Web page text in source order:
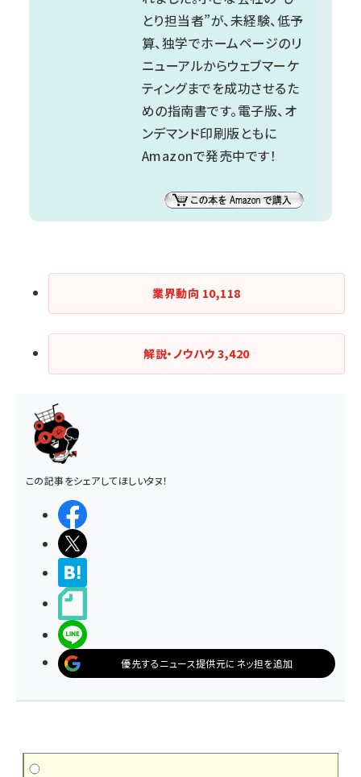
とり担当者”が、未経験、低予
算、独学でホームページのリ
ニューアルからウェブマーケ
ティングまでを成功させるた
めの指南書です。電子版、オ
ンデマンド印刷版ともに
Amazonで発売中です！
業界動向 10,118
解説・ノウハウ3,420
この記事をシェアしてほしいタヌ！
優先するニュース提供元にネッ担を追加